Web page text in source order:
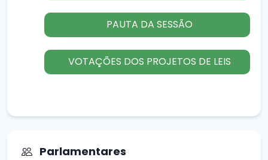
PAUTA DA SESSÃO
VOTAÇÕES DOS PROJETOS DE LEIS
Parlamentares